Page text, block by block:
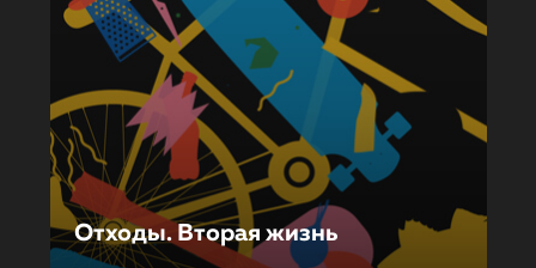
Отходы. Вторая жизнь